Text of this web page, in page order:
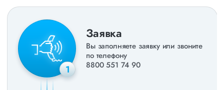
РФ).
1
Заявка
Вы заполняете заявку или звоните
по телефону
8800 551 74 90